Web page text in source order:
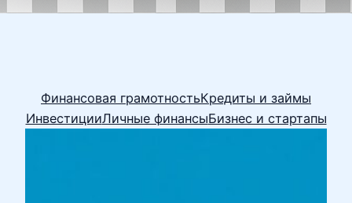
Финансовая грамотностьКредиты и займы
ИнвестицииЛичные финансыБизнес и стартапы